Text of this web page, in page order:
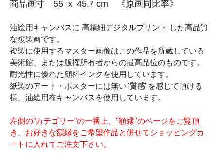
商品画寸 55 ｘ 45.7 cm 《原画同比率》
油絵用キャンバスに 高精細デジタルプリント
した高品質
な複製画です。
複製に使用するマスター画像はこの作品を所蔵している
美術館、または版権所有者からの最高品位のものです。
耐光性に優れた顔料インクを使用しています。
紙製のアート・ポスターには無い"質感"を感じて頂ける
様、 油絵用布キャンバス を使用しています。
左側の”カテゴリー”の一番上、"額縁"のページをご覧頂
き、お好きな額縁をご希望作品と併せてショッピングカ
ートに入れてご注文下さい。